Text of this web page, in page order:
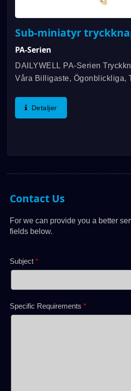
Sub-miniatyr
PA-Serien
DAILYWELL PA-Serien
Våra Billigaste, Ögonblickliga,
Alternativ För Belysning.
Erbjuder Gängad Eller...
Detaljer